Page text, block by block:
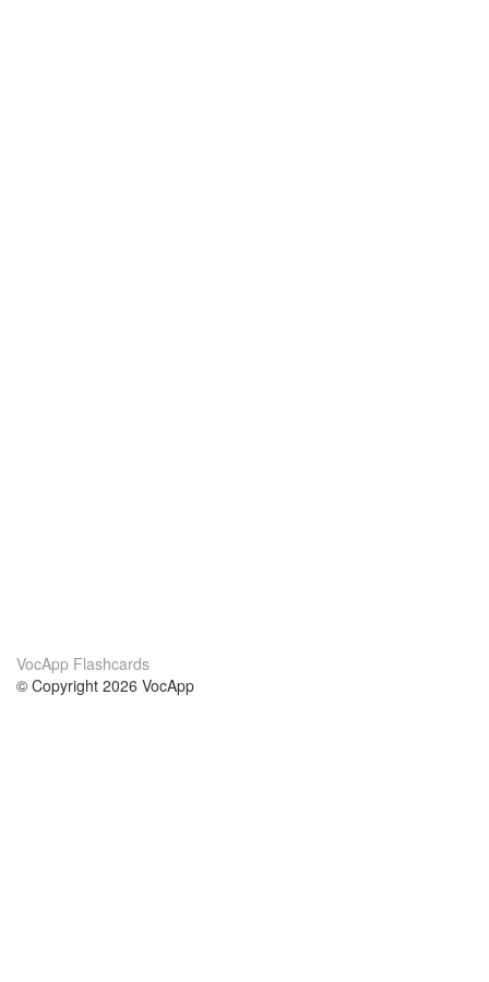
VocApp Flashcards
© Copyright 2026 VocApp